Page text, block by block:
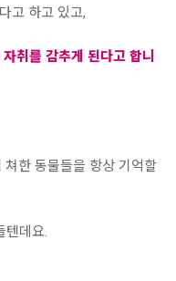
고 하고 있고,
취를 감추게 된다고 합니
한 동물들을 항상 기억할
텐데요.